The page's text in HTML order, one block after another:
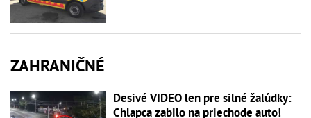
ZAHRANIČNÉ
Desivé VIDEO len pre silné žalúdky:
Chlapca zabilo na priechode auto!